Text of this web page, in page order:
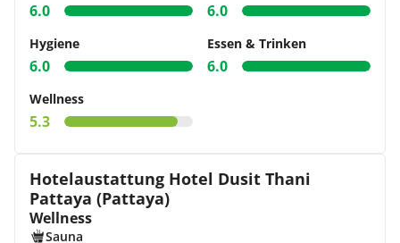
6.0 6.0
Hygiene
6.0
Essen & Trinken
6.0
Wellness
5.3
Hotelaustattung Hotel Dusit Thani
Pattaya (Pattaya)
Wellness
Sauna